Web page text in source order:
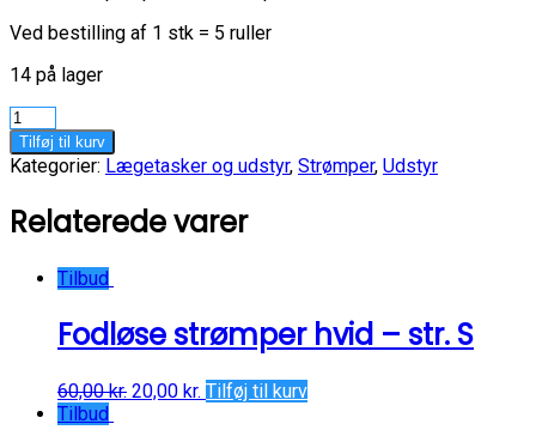
Ved bestilling af 1 stk = 5 ruller
14 på lager
Strømpetape
-
5
-
blå
Tilføj til kurv
Kategorier: Lægetasker og udstyr, Strømper, Udstyr
Relaterede varer
Tilbud
Fodløse strømper hvid – str. S
60,00kr. 20,00 kr. Tilføj til kurv
Tilbud